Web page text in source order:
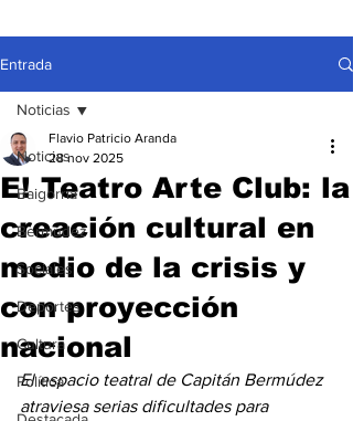
Entrada
Noticias
Baigorria
Bermúdez
Sociales
Deportes
Cultura
Política
Noticias
E! Teatro Arte Club: la
creación cultural en
medio de la crisis y
con proyección
nacional
Flavio Patricio Aranda
28 nov 2025
El espacio teatral de Capitán Bermúdez
atraviesa serias dificultades para